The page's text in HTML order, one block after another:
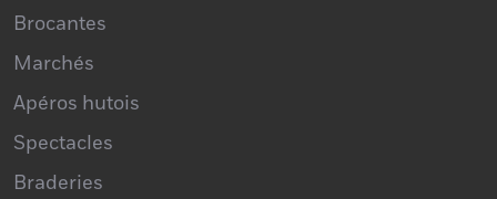
Brocantes
Marchés
Apéros hutois
Spectacles
Braderies